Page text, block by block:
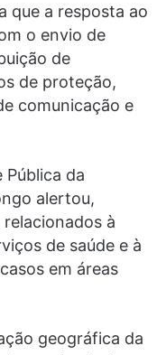
que a resposta ao
o envio de
de
de proteção,
comunicação e
Pública da
alertou,
à
de saúde e à
em áreas
geográfica da